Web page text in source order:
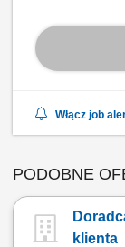
Włącz job
PODOBNE
klienta